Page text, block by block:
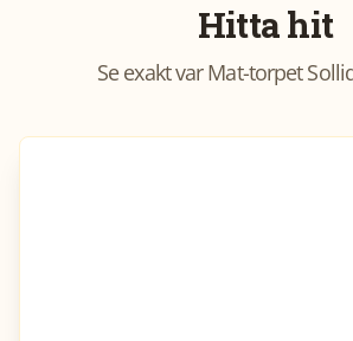
Hitta hit
Se exakt varMat-torpet